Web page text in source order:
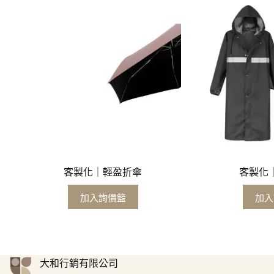
客製化｜輕盈折傘
加入詢價籃
客製化
加
大和行銷有限公司